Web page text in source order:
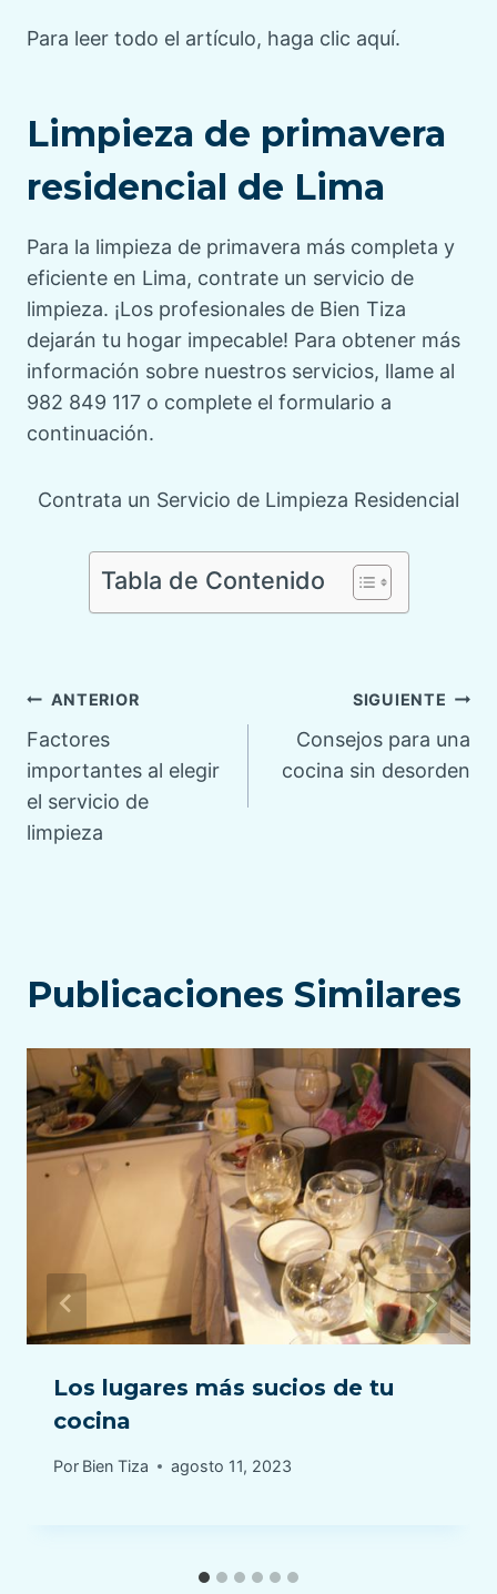
Para leer todo el artículo, haga clic aquí.
Limpieza de primavera
residencial de Lima
Para la limpieza de primavera más completa y
eficiente en Lima, contrate un servicio de
limpieza. ¡Los profesionales de Bien Tiza
dejarán tu hogar impecable! Para obtener más
información sobre nuestros servicios, llame al
982 849 117 o complete el formulario a
continuación.
Contrata un Servicio de Limpieza Residencial
Tabla de Contenido
Navegación
de
entradas
ANTERIOR
Factores
importantes al elegir
el servicio de
limpieza
SIGUIENTE
Consejos para una
cocina sin desorden
Publicaciones Similares
Los lugares más sucios de tu
cocina
Por Bien Tiza agosto 11, 2023